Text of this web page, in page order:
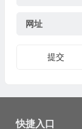
网址
提交
快捷入口